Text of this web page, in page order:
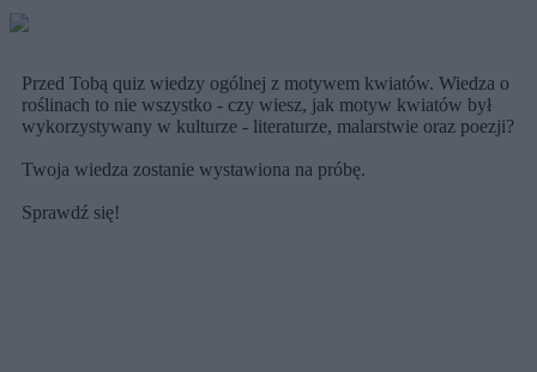
Przed Tobą quiz wiedzy ogólnej z motywem kwiatów. Wiedza o
roślinach to nie wszystko - czy wiesz, jak motyw kwiatów był
wykorzystywany w kulturze - literaturze, malarstwie oraz poezji?
Twoja wiedza zostanie wystawiona na próbę.
Sprawdź się!